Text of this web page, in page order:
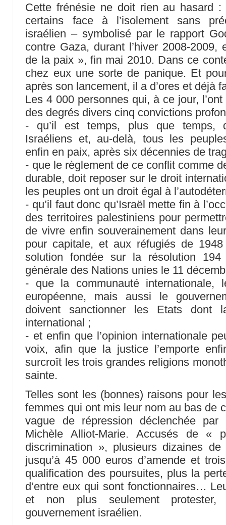
Cette frénésie ne doit rien au hasard :
certains face à l’isolement sans
israélien – symbolisé par le rapport
contre Gaza, durant l’hiver 2008-2009,
de la paix », fin mai 2010. Dans ce
chez eux une sorte de panique. Et
après son lancement, il a d’ores et déjà
Les 4 000 personnes qui, à ce jour,
des degrés divers cinq convictions
- qu’il est temps, plus que temps,
Israéliens et, au-delà, tous les
enfin en paix, après six décennies de
- que le règlement de ce conflit comme
durable, doit reposer sur le droit
les peuples ont un droit égal à
- qu’il faut donc qu’Israël mette fin à
des territoires palestiniens pour
de vivre enfin souverainement dans
pour capitale, et aux réfugiés de
solution fondée sur la résolution 194
générale des Nations unies le 11
- que la communauté internationale,
européenne, mais aussi le
doivent sanctionner les Etats dont
international ;
- et enfin que l’opinion internationale
voix, afin que la justice l’emporte
surcroît les trois grandes religions
sainte.
Telles sont les (bonnes) raisons pour
femmes qui ont mis leur nom au bas de
vague de répression déclenchée
Michèle Alliot-Marie. Accusés de «
discrimination », plusieurs dizaines
jusqu’à 45 000 euros d’amende et
qualification des poursuites, plus la
d’entre eux qui sont fonctionnaires…
et non plus seulement
gouvernement israélien.